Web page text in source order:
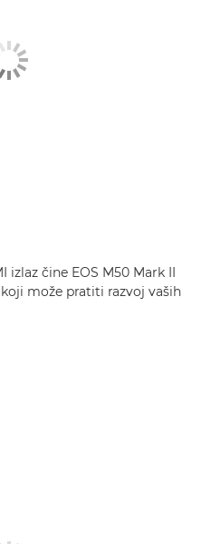
čine EOS M50 Mark II
može pratiti razvoj vaših